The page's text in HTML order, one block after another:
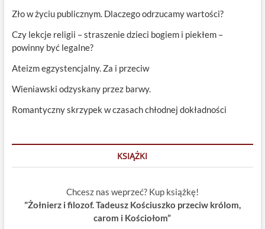
Zło w życiu publicznym. Dlaczego odrzucamy wartości?
Czy lekcje religii – straszenie dzieci bogiem i piekłem –
powinny być legalne?
Ateizm egzystencjalny. Za i przeciw
Wieniawski odzyskany przez barwy.
Romantyczny skrzypek w czasach chłodnej dokładności
KSIĄŻKI
Chcesz nas weprzeć? Kup książkę!
"Żołnierz i filozof. Tadeusz Kościuszko przeciw królom,
carom i Kościołom”